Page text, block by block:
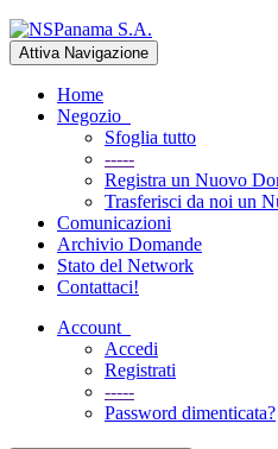
Attiva Navigazione
Home
Negozio
Sfoglia tutto
-----
Registra un Nuovo
Trasferisci da noi un
Comunicazioni
Archivio Domande
Stato del Network
Contattaci!
Account
Accedi
Registrati
-----
Password dimenticata?